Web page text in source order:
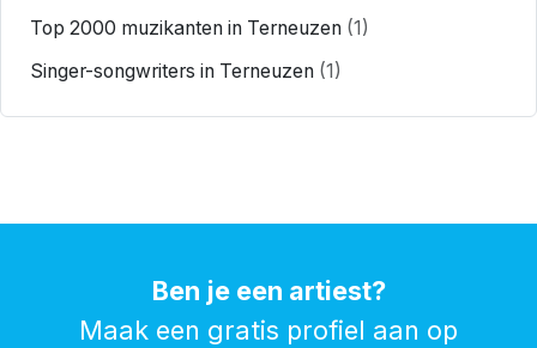
Top 2000 muzikanten in Terneuzen (1)
Singer-songwriters in Terneuzen (1)
Ben je een artiest?
Maak een gratis profiel aan op